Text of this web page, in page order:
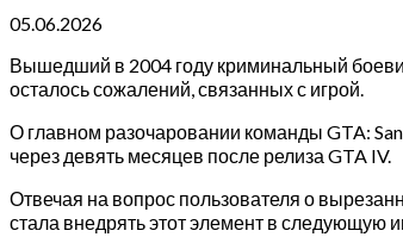
05.06.2026
Вышедший в 2004 году криминальный
осталось сожалений, связанных с игрой.
О главном разочаровании команды GTA:
через девять месяцев после релиза GTA IV.
Отвечая на вопрос пользователя о
стала внедрять этот элемент в следующую